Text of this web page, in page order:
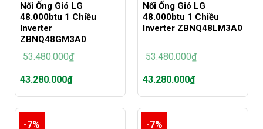
Nối Ống Gió LG
48.000btu 1 Chiều
Inverter
ZBNQ48GM3A0
53.480.000₫
gốc
là:
43.280.000₫
Giá
hiện
Nối Ống Gió LG
48.000btu 1 Chiều
Inverter ZBNQ48LM3A0
53.480.000₫
gốc
là:
43.280.000₫
Giá
hiện
-7% -7%